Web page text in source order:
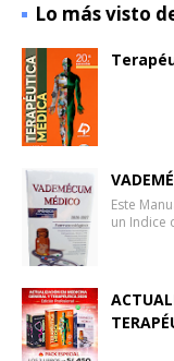
Lo más visto
Este
un Indice